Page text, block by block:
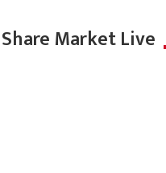
Share Market Live